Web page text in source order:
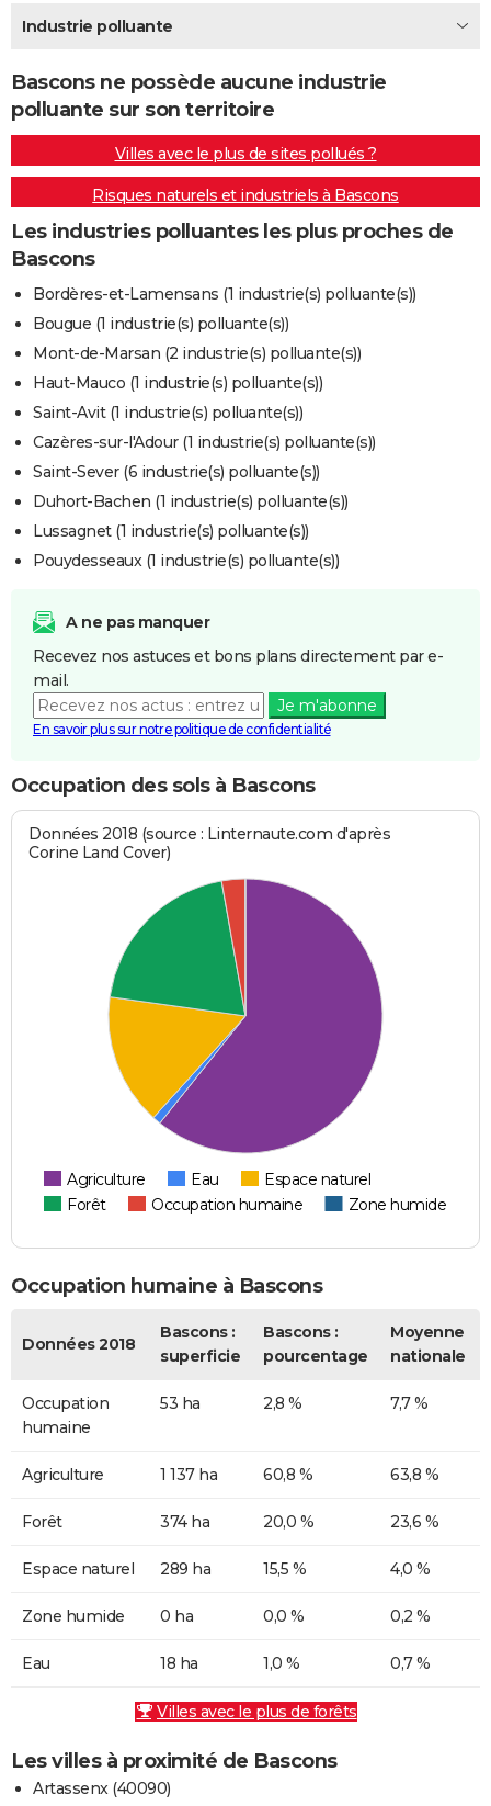
Destinations
City break
Voyage nature
Voyage de noces
Forum
Climat
+PHOTO
GUIDES D'ACHAT
BONS PLANS
CARTE DE VOEUX
Carte de Noël
Carte Bonne année
Carte Saint-Valentin
Carte Pâques
Carte d'anniversaire
DICTIONNAIRE
Dictionnaire
Biographies
Citations
Expressions
Proverbes
PROGRAMME TV
COPAINS D'AVANT
S'inscrire
Se connecter
Lycées
Collèges
Primaires
Universités
Entreprises
Service militaire
Avis de recherche
AVIS DE DÉCÈS
FORUM
Bricolage
Lifestyle
Culture
Sport
Auto
Television
Voyage
Cinema
Industrie polluante
Bascons ne possède aucune industrie
polluante sur son territoire
Villes avec le plus de sites pollués ?
Risques naturels et industriels à Bascons
Les industries polluantes les plus proches de
Bascons
Bordères-et-Lamensans (1 industrie(s) polluante(s))
Bougue (1 industrie(s) polluante(s))
Mont-de-Marsan (2 industrie(s) polluante(s))
Haut-Mauco (1 industrie(s) polluante(s))
Saint-Avit (1 industrie(s) polluante(s))
Cazères-sur-l'Adour (1 industrie(s) polluante(s))
Saint-Sever (6 industrie(s) polluante(s))
Duhort-Bachen (1 industrie(s) polluante(s))
Lussagnet (1 industrie(s) polluante(s))
Pouydesseaux (1 industrie(s) polluante(s))
A ne pas manquer
Recevez nos astuces et bons plans directement par e-
mail.
Je m'abonne
En savoir plus sur notre politique de confidentialité
Occupation des sols à Bascons
Données 2018 (source : Linternaute.com d'après
Corine Land Cover)
Agriculture Eau
Espace naturel
Forêt
Occupation humaine Zone humide
Occupation humaine à Bascons
Données 2018
Bascons :
superficie
Bascons :
pourcentage
Moyenne
nationale
Occupation
humaine
53 ha 2,8 % 7,7 %
Agriculture 1 137 ha 60,8 % 63,8 %
Forêt 374 ha 20,0 % 23,6 %
Espace naturel 289 ha 15,5 % 4,0 %
Zone humide 0 ha 0,0 % 0,2 %
Eau 18 ha 1,0 % 0,7 %
Villes avec le plus de forêts
Les villes à proximité de Bascons
Artassenx (40090)